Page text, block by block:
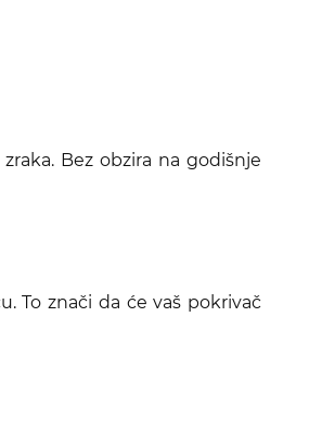
Bez obzira na godišnje
To znači da će vaš pokrivač